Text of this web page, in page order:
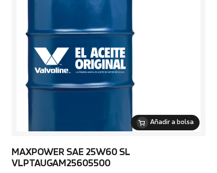
Añadir a bolsa
MAXPOWER SAE 25W60 SL
VLPTAUGAM25605500